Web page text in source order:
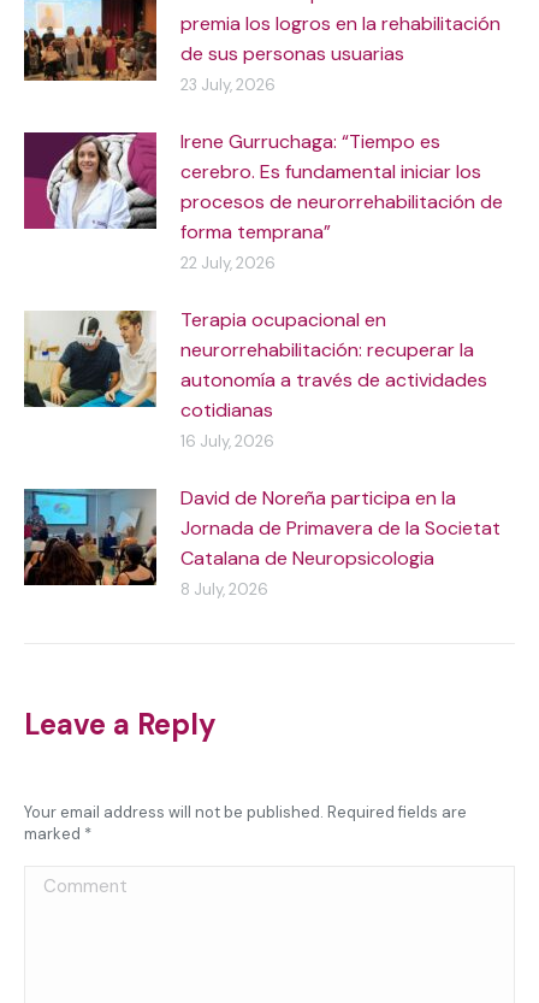
premia los logros en la rehabilitación
de sus personas usuarias
23 July, 2026
Irene Gurruchaga: “Tiempo es
cerebro. Es fundamental iniciar los
procesos de neurorrehabilitación de
forma temprana”
22 July, 2026
Terapia ocupacional en
neurorrehabilitación: recuperar la
autonomía a través de actividades
cotidianas
16 July, 2026
David de Noreña participa en la
Jornada de Primavera de la Societat
Catalana de Neuropsicologia
8 July, 2026
Leave a Reply
Your email address will not be published. Required fields are
marked *
Comment